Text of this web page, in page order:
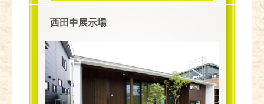
西田中展示場